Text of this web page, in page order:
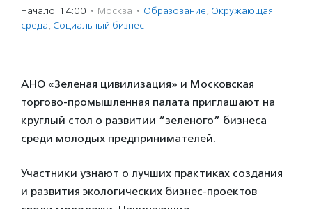
Начало: 14:00 · Москва · Образование, Окружающая
среда, Социальный бизнес
АНО «Зеленая цивилизация» и Московская
торгово-промышленная палата приглашают на
круглый стол о развитии “зеленого” бизнеса
среди молодых предпринимателей.
Участники узнают о лучших практиках создания
и развития экологических бизнес-проектов